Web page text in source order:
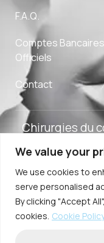
We value your
We use cookies to
serve personalised
By clicking "Accept
cookies. Cookie
F.A.Q.
Comptes Bancaires
Officiels
Contact
Chirurgies du
Adverpeak
Digital Agency